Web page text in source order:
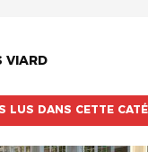
VIARD
LUS DANS CETTE